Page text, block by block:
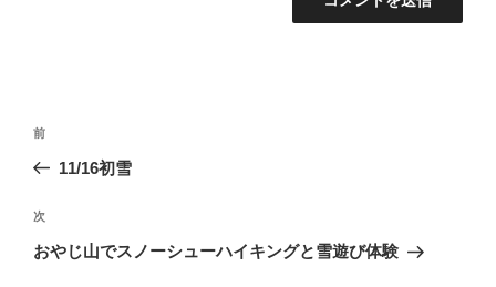
投
ビ
ゲ
過
去
投
稿
前
11/16初雪
次
の
次
おやじ山でスノーシューハイキングと雪遊び体験